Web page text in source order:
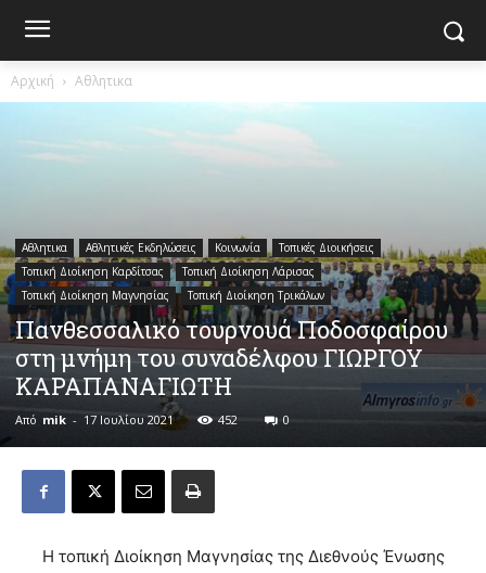
Αρχική Αθλητικα
Αθλητικα Αθλητικές Εκδηλώσεις Κοινωνία
Τοπικές Διοικήσεις
Τοπική Διοίκηση Καρδίτσας
Τοπική Διοίκηση Λάρισας
Τοπική Διοίκηση Μαγνησίας
Τοπική Διοίκηση Τρικάλων
Πανθεσσαλικό τουρνουά Ποδοσφαίρου
στη μνήμη του συναδέλφου ΓΙΩΡΓΟΥ
ΚΑΡΑΠΑΝΑΓΙΩΤΗ
Από mik - 17 Ιουλίου 2021 452 0
Η τοπική Διοίκηση Μαγνησίας της Διεθνούς Ένωσης